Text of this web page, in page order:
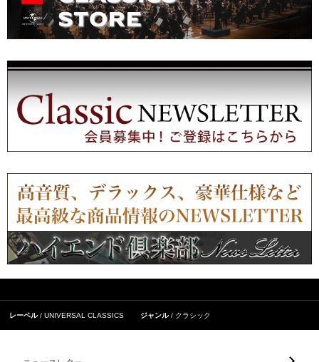
レーベル UNIVERSAL CLASSICS ジャンル クラシック